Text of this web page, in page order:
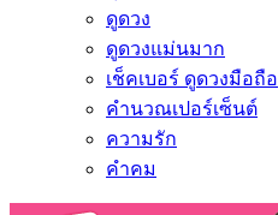
ดูดวง
ดูดวงแม่นมาก
เช็คเบอร์ ดูดวงมือถือ
คำนวณเปอร์เซ็นต์
ความรัก
คำคม